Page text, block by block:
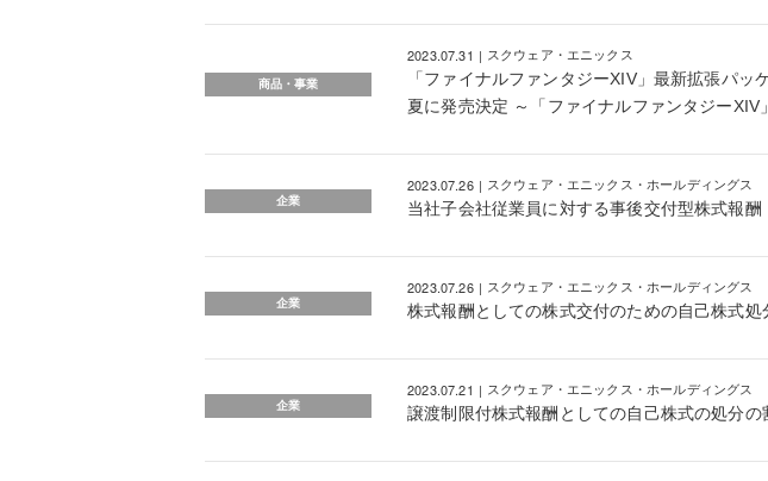
商品・事業
2023.07.31 スクウェア・エニックス
「ファイナルファンタジーXIV」最新拡張パ
夏に発売決定 ～「ファイナルファンタジー
企業
2023.07.26 スクウェア・エニックス・ホールディングス
当社子会社従業員に対する事後交付型株式報
企業
2023.07.26 スクウェア・エニックス・ホールディングス
株式報酬としての株式交付のための自己株式処
企業
2023.07.21 スクウェア・エニックス・ホールディングス
譲渡制限付株式報酬としての自己株式の処分